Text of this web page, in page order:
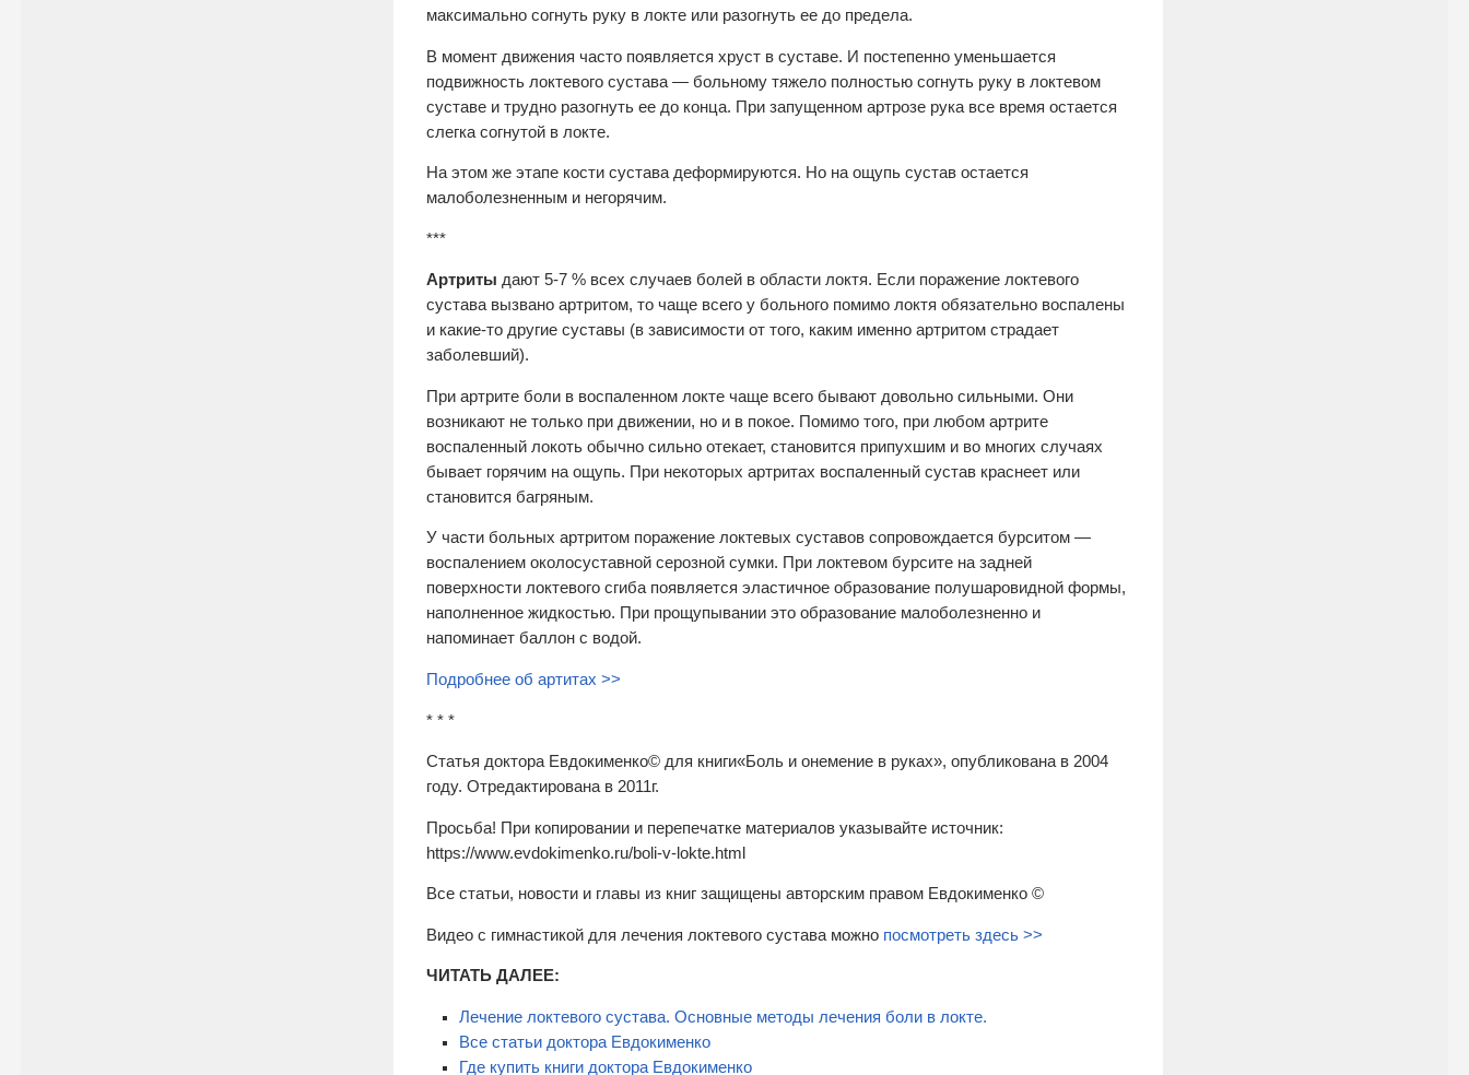
максимально согнуть руку в локте или разогнуть ее до предела.
В момент движения часто появляется хруст в суставе. И постепенно уменьшается
подвижность локтевого сустава — больному тяжело полностью согнуть руку в локтевом
суставе и трудно разогнуть ее до конца. При запущенном артрозе рука все время остается
слегка согнутой в локте.
На этом же этапе кости сустава деформируются. Но на ощупь сустав остается
малоболезненным и негорячим.
***
Артриты дают 5-7 % всех случаев болей в области локтя. Если поражение локтевого
сустава вызвано артритом, то чаще всего у больного помимо локтя обязательно воспалены
и какие-то другие суставы (в зависимости от того, каким именно артритом страдает
заболевший).
При артрите боли в воспаленном локте чаще всего бывают довольно сильными. Они
возникают не только при движении, но и в покое. Помимо того, при любом артрите
воспаленный локоть обычно сильно отекает, становится припухшим и во многих случаях
бывает горячим на ощупь. При некоторых артритах воспаленный сустав краснеет или
становится багряным.
У части больных артритом поражение локтевых суставов сопровождается бурситом —
воспалением околосуставной серозной сумки. При локтевом бурсите на задней
поверхности локтевого сгиба появляется эластичное образование полушаровидной формы,
наполненное жидкостью. При прощупывании это образование малоболезненно и
напоминает баллон с водой.
Подробнее об артитах >>
* * *
Статья доктора Евдокименко© для книги«Боль и онемение в руках», опубликована в 2004
году. Отредактирована в 2011г.
Просьба! При копировании и перепечатке материалов указывайте источник:
https://www.evdokimenko.ru/boli-v-lokte.html
Все статьи, новости и главы из книг защищены авторским правом Евдокименко ©
Видео с гимнастикой для лечения локтевого сустава можно посмотреть здесь >>
ЧИТАТЬ ДАЛЕЕ:
Лечение локтевого сустава. Основные методы лечения боли в локте.
Все статьи доктора Евдокименко
Где купить книги доктора Евдокименко